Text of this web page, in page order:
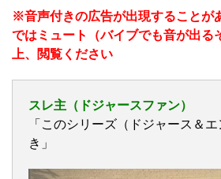
※音声付きの広告が出現することが
ではミュート（バイブでも音が出る
上、閲覧ください
スレ主（ドジャースファン）
「このシリーズ（ドジャース＆
き」